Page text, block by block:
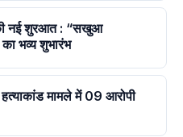
की नई शुरआत : “सखुआ
भव्य शुभारंभ
हत्याकांड मामले में 09 आरोपी